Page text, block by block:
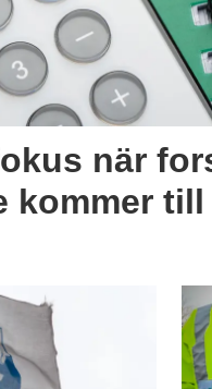
när
kommer